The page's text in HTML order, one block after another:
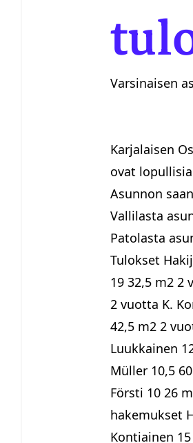
Varsinaisen
Karjalaisen
ovat
Asunnon
Vallilasta
Patolasta
Tulokset
19 32,5 m2 2
2 vuotta K.
42,5 m2 2
Luukkainen
Müller 10,5
Försti 10 26
hakemukset
Kontiainen 15